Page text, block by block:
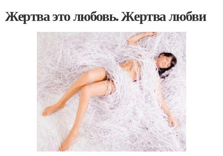
Жертва это любовь. Жертва любви